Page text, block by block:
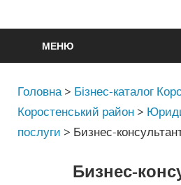
МЕНЮ
Головна > Бізнес-каталог
Коростенський район >
послуги > Бизнес-
Бизнес-